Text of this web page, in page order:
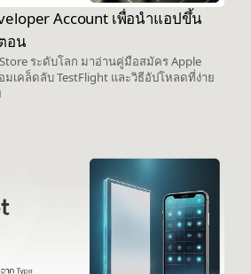
Account เพื่อนำแอปขึ้น
อน
ระดับโลก มาอ่านคู่มือสมัคร Apple
มเคล็ดลับ TestFlight และวิธีอัปโหลดที่ง่าย